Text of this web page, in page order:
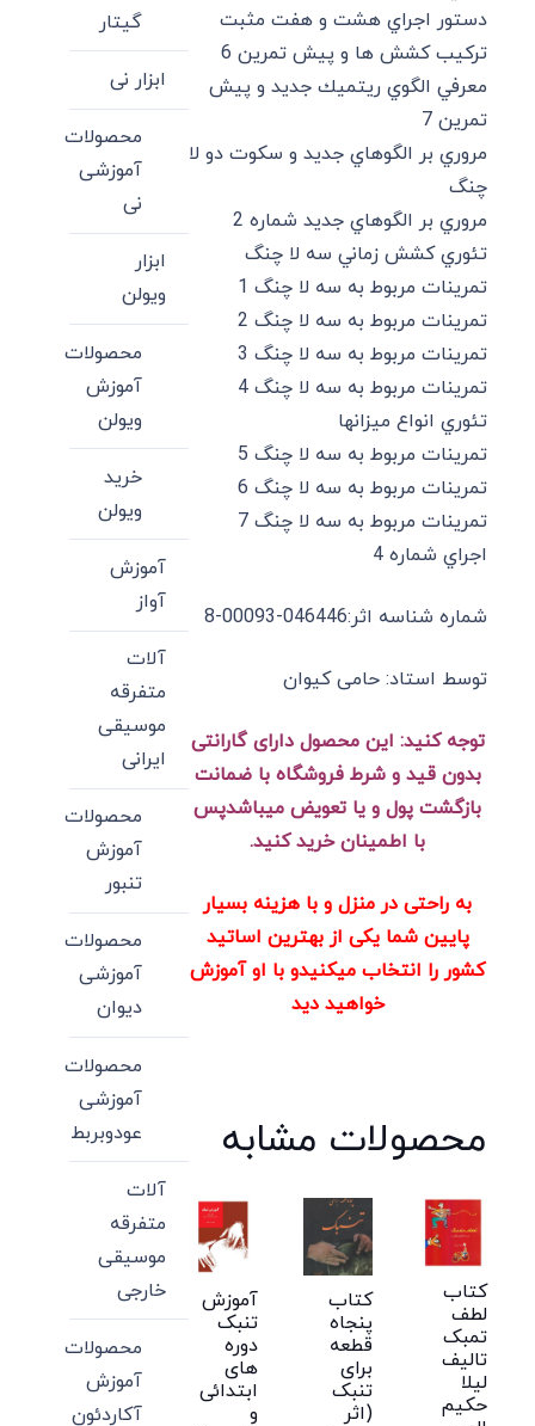
دستور اجراي هشت و هفت مثبت
تركيب كشش ها و پيش تمرين 6
معرفي الگوي ريتميك جديد و پيش
تمرين 7
مروري بر الگوهاي جديد و سكوت دو لا
چنگ
مروري بر الگوهاي جديد شماره 2
تئوري كشش زماني سه لا چنگ
تمرينات مربوط به سه لا چنگ 1
تمرينات مربوط به سه لا چنگ 2
تمرينات مربوط به سه لا چنگ 3
تمرينات مربوط به سه لا چنگ 4
تئوري انواع ميزانها
تمرينات مربوط به سه لا چنگ 5
تمرينات مربوط به سه لا چنگ 6
تمرينات مربوط به سه لا چنگ 7
اجراي شماره 4
شماره شناسه اثر:046446-00093-8
توسط استاد: حامی کیوان
توجه کنید: این محصول دارای گارانتی
بدون قید و شرط فروشگاه با ضمانت
بازگشت پول و یا تعویض میباشدپس
با اطمینان خرید کنید.
به راحتی در منزل و با هزینه بسیار
پایین شما یکی از بهترین اساتید
کشور را انتخاب میکنیدو با او آموزش
خواهید دید
محصولات مشابه
کتاب
لطف
تمبک
تالیف
لیلا
حکیم
کتاب
پنجاه
قطعه
برای
تنبک
(اثر
آموزش
تنبک
دوره
های
ابتدائی
و
گیتار
ابزار نی
محصولات
آموزشی
نی
ابزار
ویولن
محصولات
آموزش
ویولن
خرید
ویولن
آموزش
آواز
آلات
متفرقه
موسیقی
ایرانی
محصولات
آموزش
تنبور
محصولات
آموزشی
دیوان
محصولات
آموزشی
عودوبربط
آلات
متفرقه
موسیقی
خارجی
محصولات
آموزش
آکاردئون